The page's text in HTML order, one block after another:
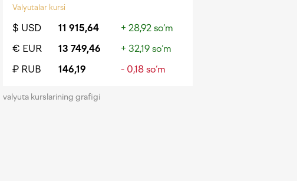
Valyutalar kursi
$ USD 11 915,64
+ 28,92 so‘m
€ EUR
13 749,46
+ 32,19 so‘m
₽ RUB
146,19 - 0,18 so‘m
valyuta kurslarining grafigi